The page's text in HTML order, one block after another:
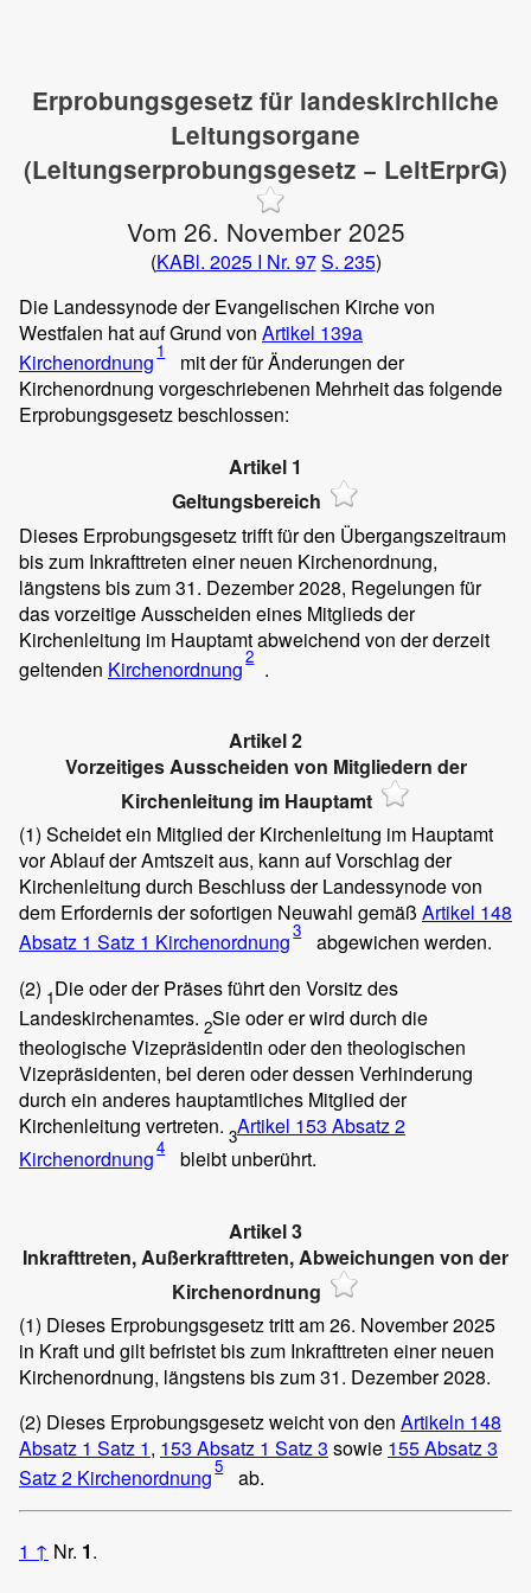
Erprobungsgesetz für landeskirchliche
Leitungsorgane
(Leitungserprobungsgesetz − LeitErprG)
Vom 26. November 2025
(KABl. 2025 I Nr. 97S. 235)
Die Landessynode der Evangelischen Kirche von
Westfalen hat auf Grund von Artikel 139a
Kirchenordnung 1
mit der für Änderungen der
Kirchenordnung vorgeschriebenen Mehrheit das folgende
Erprobungsgesetz beschlossen:
Artikel 1
Geltungsbereich
Dieses Erprobungsgesetz trifft für den Übergangszeitraum
bis zum Inkrafttreten einer neuen Kirchenordnung,
längstens bis zum 31. Dezember 2028, Regelungen für
das vorzeitige Ausscheiden eines Mitglieds der
Kirchenleitung im Hauptamt abweichend von der derzeit
geltenden Kirchenordnung2 .
Artikel 2
Vorzeitiges Ausscheiden von Mitgliedern der
Kirchenleitung im Hauptamt
(1) Scheidet ein Mitglied der Kirchenleitung im Hauptamt
vor Ablauf der Amtszeit aus, kann auf Vorschlag der
Kirchenleitung durch Beschluss der Landessynode von
dem Erfordernis der sofortigen Neuwahl gemäß Artikel 148
Absatz 1 Satz 1 Kirchenordnung3
abgewichen werden.
(2) 1Die oder der Präses führt den Vorsitz des
Landeskirchenamtes. 2Sie oder er wird durch die
theologische Vizepräsidentin oder den theologischen
Vizepräsidenten, bei deren oder dessen Verhinderung
durch ein anderes hauptamtliches Mitglied der
Kirchenleitung vertreten. 3Artikel 153 Absatz 2
Kirchenordnung4 bleibt unberührt.
Artikel 3
Inkrafttreten, Außerkrafttreten, Abweichungen von der
Kirchenordnung
(1) Dieses Erprobungsgesetz tritt am 26. November 2025
in Kraft und gilt befristet bis zum Inkrafttreten einer neuen
Kirchenordnung, längstens bis zum 31. Dezember 2028.
(2) Dieses Erprobungsgesetz weicht von den Artikeln 148
Absatz 1 Satz 1, 153 Absatz 1 Satz 3 sowie 155 Absatz 3
Satz 2 Kirchenordnung5 ab.
1 ↑ Nr. 1.